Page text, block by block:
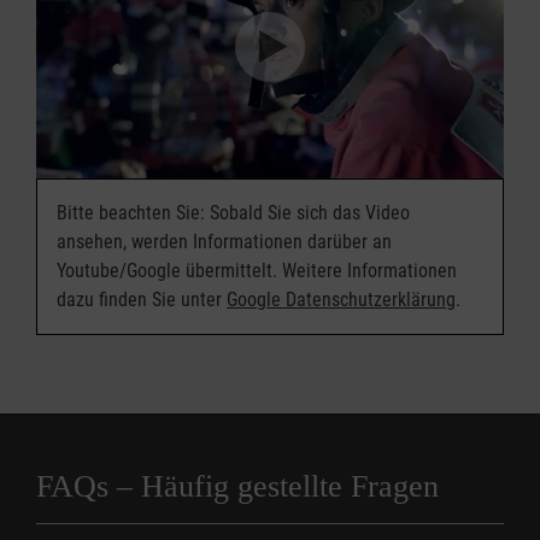
durch hauptamtliche Fachkräfte unterstützt.
Familienangehörigen sicher nach Hause
gebracht.
um die Einsatzfelder und Projekte der Malteser
informiert.
Bitte beachten Sie: Sobald Sie sich das Video
ansehen, werden Informationen darüber an
Youtube/Google übermittelt. Weitere Informationen
dazu finden Sie unter Google Datenschutzerklärung.
FAQs – Häufig gestellte Fragen